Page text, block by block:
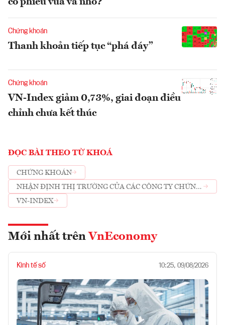
cổ phiếu vừa và nhỏ?
Chứng khoán
Thanh khoản tiếp tục “phá đáy”
Chứng khoán
VN-Index giảm 0,73%, giai đoạn điều
chỉnh chưa kết thúc
ĐỌC BÀI THEO TỪ KHOÁ
CHỨNG KHOÁN
NHẬN ĐỊNH THỊ TRƯỜNG CỦA CÁC CÔNG TY CHỨNG
KHOÁN
VN-INDEX
Mới nhất trên VnEconomy
Kinh tế số 10:25, 09/08/2026